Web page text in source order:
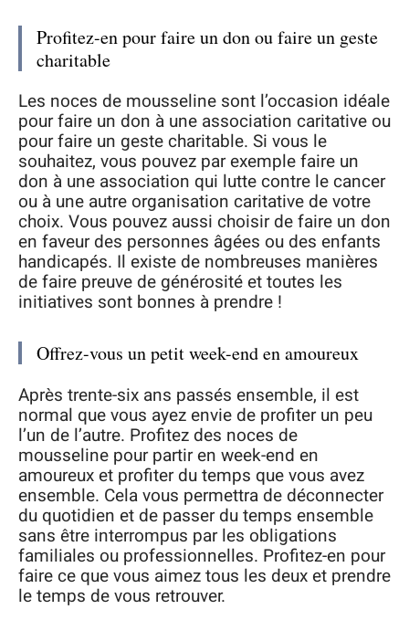
Profitez-en pour faire un don ou faire un geste
charitable
Les noces de mousseline sont l’occasion idéale
pour faire un don à une association caritative ou
pour faire un geste charitable. Si vous le
souhaitez, vous pouvez par exemple faire un
don à une association qui lutte contre le cancer
ou à une autre organisation caritative de votre
choix. Vous pouvez aussi choisir de faire un don
en faveur des personnes âgées ou des enfants
handicapés. Il existe de nombreuses manières
de faire preuve de générosité et toutes les
initiatives sont bonnes à prendre !
Offrez-vous un petit week-end en amoureux
Après trente-six ans passés ensemble, il est
normal que vous ayez envie de profiter un peu
l’un de l’autre. Profitez des noces de
mousseline pour partir en week-end en
amoureux et profiter du temps que vous avez
ensemble. Cela vous permettra de déconnecter
du quotidien et de passer du temps ensemble
sans être interrompus par les obligations
familiales ou professionnelles. Profitez-en pour
faire ce que vous aimez tous les deux et prendre
le temps de vous retrouver.